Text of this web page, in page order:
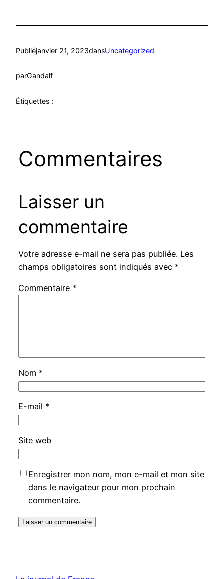
Publiéjanvier 21, 2023dansUncategorized
parGandalf
Étiquettes :
Commentaires
Laisser un
commentaire
Votre adresse e-mail ne sera pas publiée. Les
champs obligatoires sont indiqués avec *
Commentaire *
Nom *
E-mail *
Site web
Enregistrer mon nom, mon e-mail et mon site
dans le navigateur pour mon prochain
commentaire.